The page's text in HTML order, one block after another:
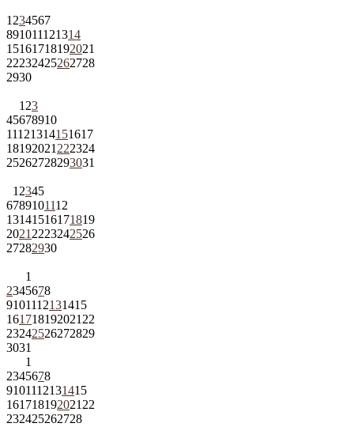
1 234567
891011121314
15161718192021
22232425262728
2930
1 23
45678910
11121314151617
18192021 222324
25262728293031
1 2345
6789101112
13141516171819
2021 2223242526
27282930
1
2345678
9101112131415
161718192021 22
23242526272829
3031
1
2345678
9101112131415
161718192021 22
232425262728